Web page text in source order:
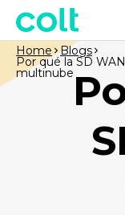
Home Blogs
Por qué la SD
multinube